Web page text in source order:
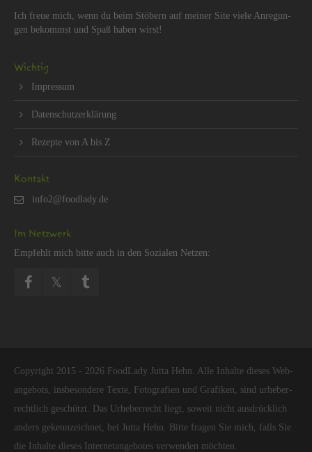
Ich freue mich, wenn du beim Stö­bern auf mei­ner Site viele An­re­gun­
gen be­kommst und Spaß haben wirst!
Wich­tig
Im­pres­sum
Da­ten­schut­z­er­klä­rung
Re­zep­te von A bis Z
Kon­takt
Im Netz­werk
Emp­fehlt mich bitte auch in den So­zia­len Net­zen:
Co­py­right 2015 - 2026 Food­La­dy Jutta Hehn. Alle In­hal­te die­ses Web­
an­ge­bots, ins­be­son­de­re Texte, Fo­to­gra­fi­en und Gra­fi­ken, sind ur­he­ber­
recht­lich ge­schützt. Das Ur­he­ber­recht liegt, so­weit nicht aus­drück­lich
an­ders ge­kenn­zeich­net, bei Jutta Hehn. Bitte fra­gen Sie mich, falls Sie
die In­hal­te die­ses In­ter­net­an­ge­bo­tes ver­wen­den möch­ten.